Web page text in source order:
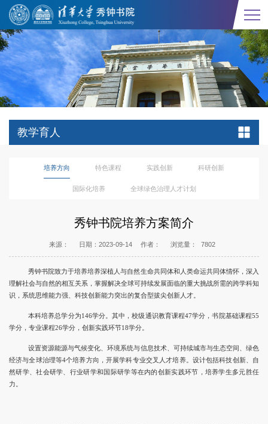
教学育人
培养方向 特色课程 实践创新 科研创新
国际化培养 全球绿色治理人才计划
秀钟书院培养方案简介
来源： 日期：2023-09-14 作者： 浏览量： 7802
秀钟书院致力于培养培养深植人与自然生命共同体和人类命运共同体情怀，深入
理解社会与自然的相互关系，掌握解决全球可持续发展面临的重大挑战所需的跨学科知
识，系统思维能力强、科技创新能力突出的复合型拔尖创新人才。
本科培养总学分为146学分。其中，校级通识教育课程47学分，书院基础课程55
学分，专业课程26学分，创新实践环节18学分。
设置资源能源与气候变化、环境系统与信息技术、可持续城市与生态空间、绿色
经济与全球治理等4个培养方向，开展学科专业交叉人才培养。 设计包括科技创新、自
然研学、社会研学、行业研学和国际研学等在内的创新实践环节，培养学生多元胜任
力。